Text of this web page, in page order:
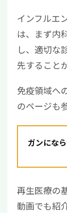
インフルエ
は、まず内
し、適切な
先すること
免疫領域へ
のページも
ガンにな
再生医療の
動画でも紹